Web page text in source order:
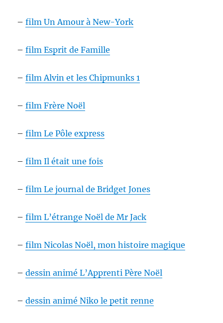
–film Un Amour à New-York
–film Esprit de Famille
–film Alvin et les Chipmunks 1
–film Frère Noël
–film Le Pôle express
–film Il était une fois
–film Le journal de Bridget Jones
–film L’étrange Noël de Mr Jack
–film Nicolas Noël, mon histoire magique
–dessin animé L’Apprenti Père Noël
–dessin animé Niko le petit renne